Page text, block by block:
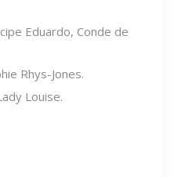
Eduardo, Conde de
Rhys-Jones.
Louise.